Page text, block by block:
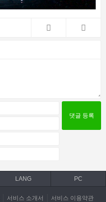
LANG PC
서비스 소개서 서비스 이용약관